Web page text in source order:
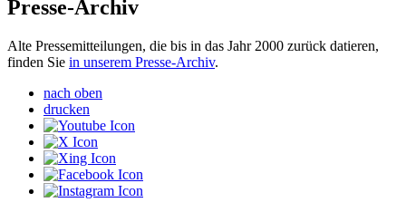
Presse-Archiv
Alte Pressemitteilungen, die bis in das Jahr 2000 zurück datieren,
finden Sie in unserem Presse-Archiv.
nach oben
drucken